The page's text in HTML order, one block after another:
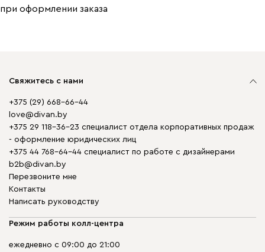
при оформлении заказа
Свяжитесь с нами
+375 (29) 668-66-44
love@divan.by
+375 29 118-36-23 специалист отдела корпоративных продаж
- оформление юридических лиц
+375 44 768-64-44 специалист по работе с дизайнерами
b2b@divan.by
Перезвоните мне
Контакты
Написать руководству
Режим работы колл-центра
ежедневно с 09:00 до 21:00